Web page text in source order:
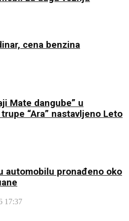
cena benzina
Mate dangube” u
“Ara” nastavljeno Leto
automobilu pronađeno oko
17:37